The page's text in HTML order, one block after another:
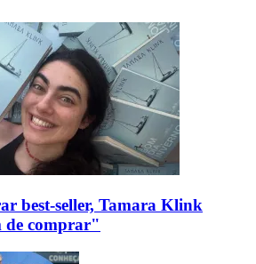
best-seller, Tamara Klink
de comprar"